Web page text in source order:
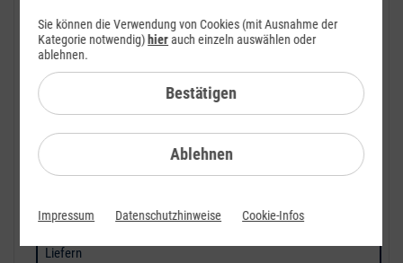
Bestellen
Festnetz-Sperren
Festnetz-Verbindungen
Festnetz-DSL-Störung
Festnetz-Glasfaser-Störung
Liefern
Ablehnen
Sie können die Verwendung von Cookies (mit Ausnahme der
Kategorie notwendig) hierauch einzeln auswählen oder
ablehnen.
Bestätigen
Impressum Datenschutzhinweise Cookie-Infos